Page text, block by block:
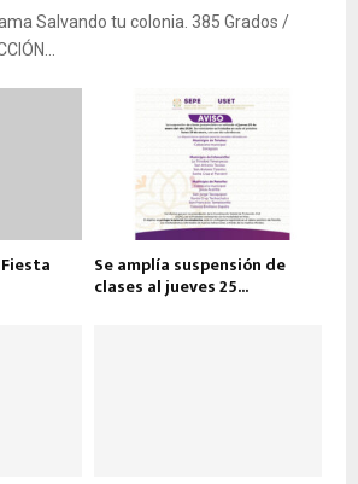
Salvando tu colonia. 385 Grados /
Se amplía suspensión de
clases al jueves 25...